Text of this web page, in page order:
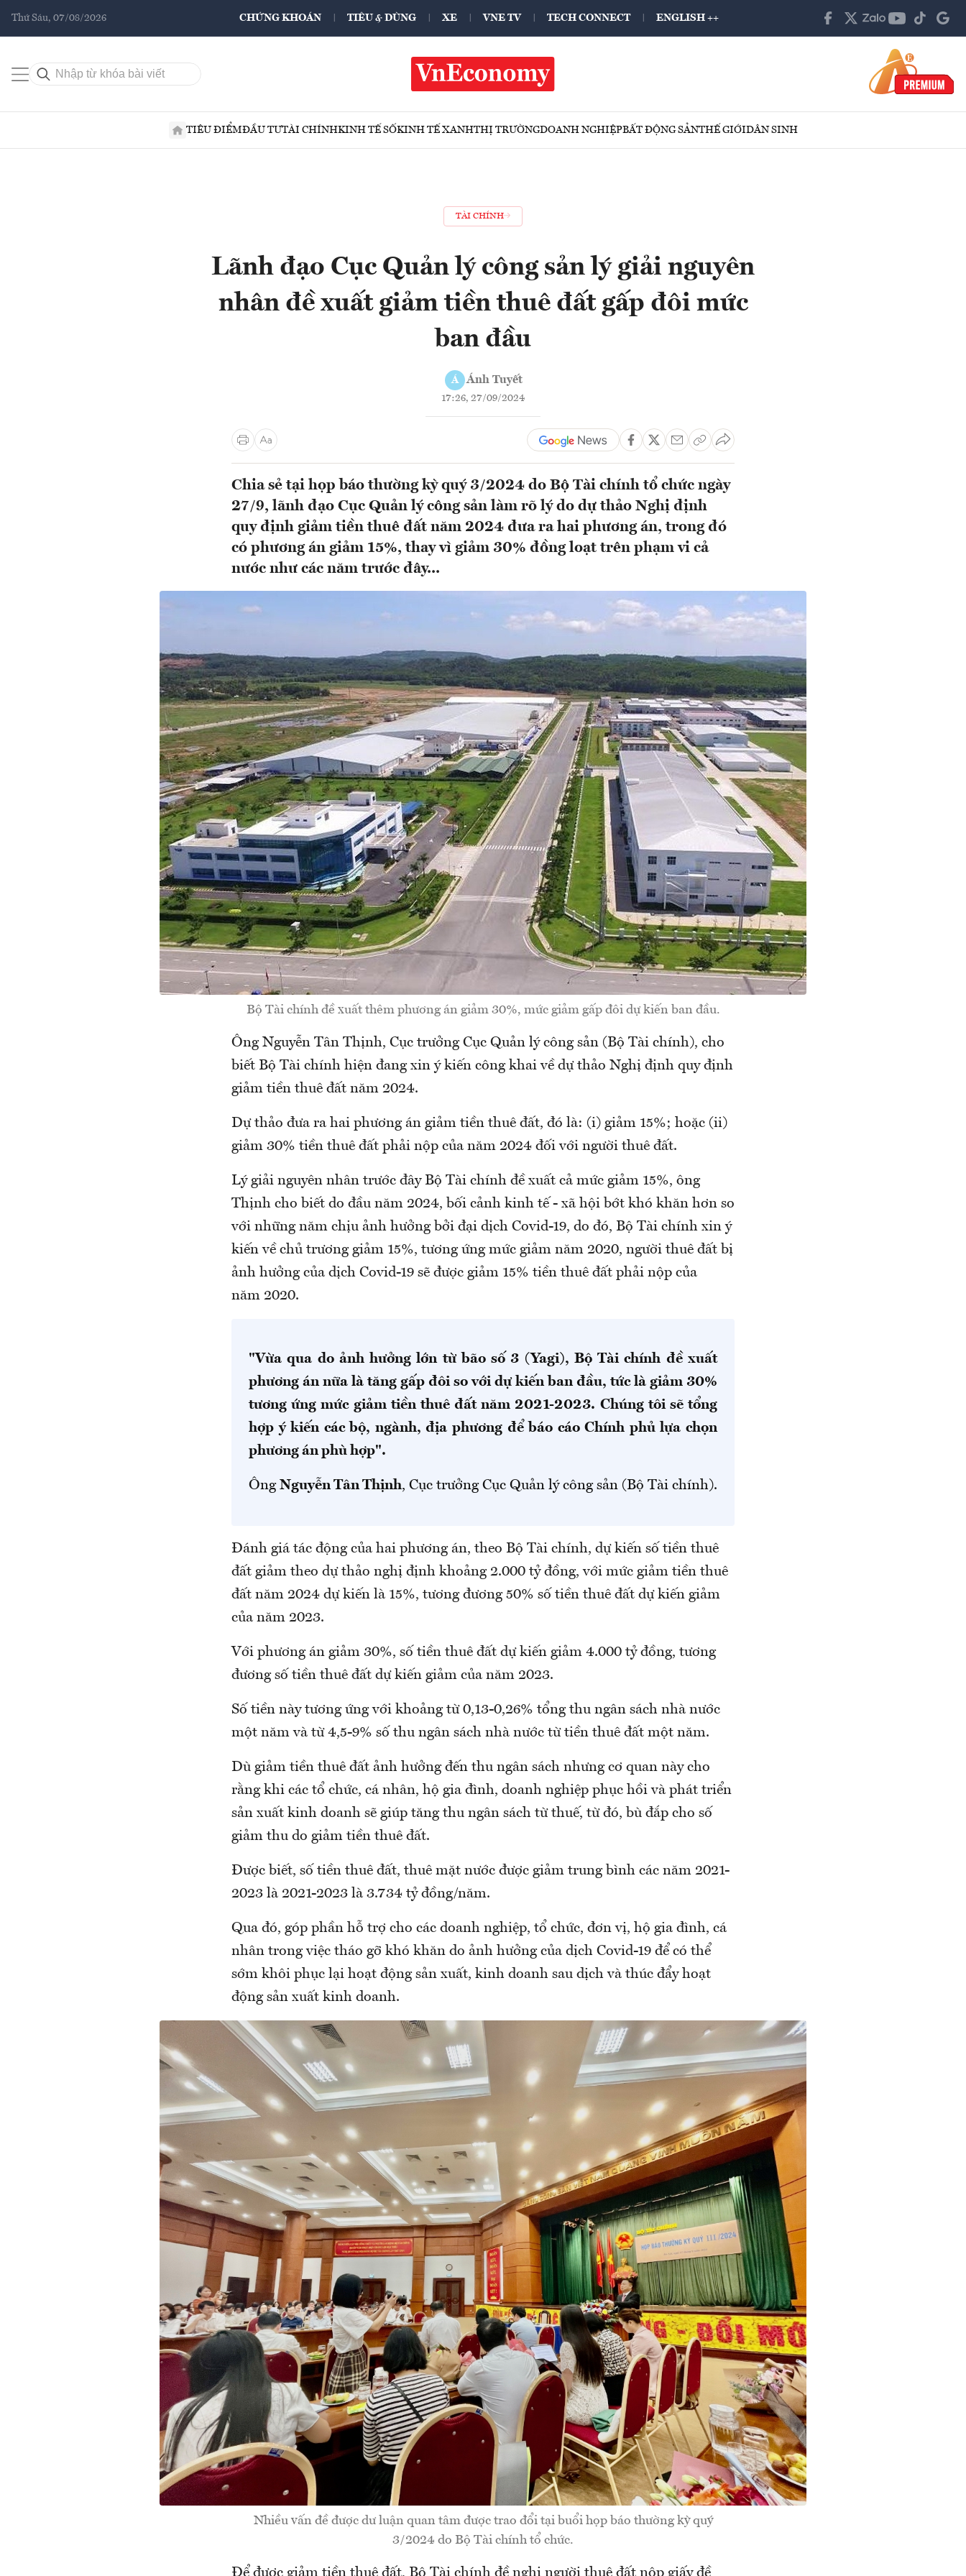
Thứ Sáu, 07/08/2026 CHỨNG KHOÁN TIÊU & DÙNG XE VNE TV TECH CONNECT ENGLISH ++
TIÊU ĐIỂMĐẦU TƯTÀI CHÍNHKINH TẾ SỐKINH TẾ XANHTHỊ TRƯỜNGDOANH NGHIỆPBẤT ĐỘNG SẢNTHẾ GIỚIDÂN SINH
TÀI CHÍNH
Lãnh đạo Cục Quản lý công sản lý giải nguyên
nhân đề xuất giảm tiền thuê đất gấp đôi mức
ban đầu
Á Ánh Tuyết
17:26, 27/09/2024
Chia sẻ tại họp báo thường kỳ quý 3/2024 do Bộ Tài chính tổ chức ngày
27/9, lãnh đạo Cục Quản lý công sản làm rõ lý do dự thảo Nghị định
quy định giảm tiền thuê đất năm 2024 đưa ra hai phương án, trong đó
có phương án giảm 15%, thay vì giảm 30% đồng loạt trên phạm vi cả
nước như các năm trước đây...
Bộ Tài chính đề xuất thêm phương án giảm 30%, mức giảm gấp đôi dự kiến ban đầu.
Ông Nguyễn Tân Thịnh, Cục trưởng Cục Quản lý công sản (Bộ Tài chính), cho
biết Bộ Tài chính hiện đang xin ý kiến công khai về dự thảo Nghị định quy định
giảm tiền thuê đất năm 2024.
Dự thảo đưa ra hai phương án giảm tiền thuê đất, đó là: (i) giảm 15%; hoặc (ii)
giảm 30% tiền thuê đất phải nộp của năm 2024 đối với người thuê đất.
Lý giải nguyên nhân trước đây Bộ Tài chính đề xuất cả mức giảm 15%, ông
Thịnh cho biết do đầu năm 2024, bối cảnh kinh tế - xã hội bớt khó khăn hơn so
với những năm chịu ảnh hưởng bởi đại dịch Covid-19, do đó, Bộ Tài chính xin ý
kiến về chủ trương giảm 15%, tương ứng mức giảm năm 2020, người thuê đất bị
ảnh hưởng của dịch Covid-19 sẽ được giảm 15% tiền thuê đất phải nộp của
năm 2020.
"Vừa qua do ảnh hưởng lớn từ bão số 3 (Yagi), Bộ Tài chính đề xuất
phương án nữa là tăng gấp đôi so với dự kiến ban đầu, tức là giảm 30%
tương ứng mức giảm tiền thuê đất năm 2021-2023. Chúng tôi sẽ tổng
hợp ý kiến các bộ, ngành, địa phương để báo cáo Chính phủ lựa chọn
phương án phù hợp".
Ông Nguyễn Tân Thịnh, Cục trưởng Cục Quản lý công sản (Bộ Tài chính).
Đánh giá tác động của hai phương án, theo Bộ Tài chính, dự kiến số tiền thuê
đất giảm theo dự thảo nghị định khoảng 2.000 tỷ đồng, với mức giảm tiền thuê
đất năm 2024 dự kiến là 15%, tương đương 50% số tiền thuê đất dự kiến giảm
của năm 2023.
Với phương án giảm 30%, số tiền thuê đất dự kiến giảm 4.000 tỷ đồng, tương
đương số tiền thuê đất dự kiến giảm của năm 2023.
Số tiền này tương ứng với khoảng từ 0,13-0,26% tổng thu ngân sách nhà nước
một năm và từ 4,5-9% số thu ngân sách nhà nước từ tiền thuê đất một năm.
Dù giảm tiền thuê đất ảnh hưởng đến thu ngân sách nhưng cơ quan này cho
rằng khi các tổ chức, cá nhân, hộ gia đình, doanh nghiệp phục hồi và phát triển
sản xuất kinh doanh sẽ giúp tăng thu ngân sách từ thuế, từ đó, bù đắp cho số
giảm thu do giảm tiền thuê đất.
Được biết, số tiền thuê đất, thuê mặt nước được giảm trung bình các năm 2021-
2023 là 2021-2023 là 3.734 tỷ đồng/năm.
Qua đó, góp phần hỗ trợ cho các doanh nghiệp, tổ chức, đơn vị, hộ gia đình, cá
nhân trong việc tháo gỡ khó khăn do ảnh hưởng của dịch Covid-19 để có thể
sớm khôi phục lại hoạt động sản xuất, kinh doanh sau dịch và thúc đẩy hoạt
động sản xuất kinh doanh.
Nhiều vấn đề được dư luận quan tâm được trao đổi tại buổi họp báo thường kỳ quý
3/2024 do Bộ Tài chính tổ chức.
Để được giảm tiền thuê đất, Bộ Tài chính đề nghị người thuê đất nộp giấy đề